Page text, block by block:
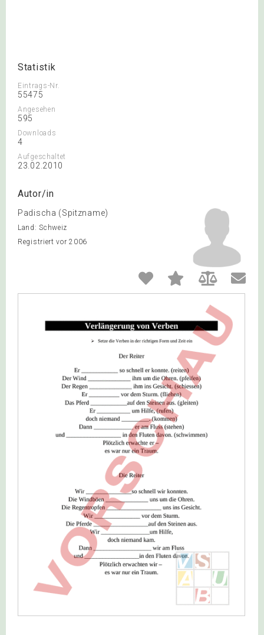
Statistik
Eintrags-Nr.
55475
Angesehen
595
Downloads
4
Aufgeschaltet
23.02.2010
Autor/in
Padischa (Spitzname)
Land: Schweiz
Registriert vor 2006